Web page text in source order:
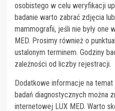
osobistego w celu weryfikacji
badanie warto zabrać zdjęcia
mammografii, jeśli nie były one
MED. Prosimy również o
ustalonym terminem. Godziny
zależności od liczby rejestracji.
Dodatkowe informacje na
badań diagnostycznych można
internetowej LUX MED. Warto